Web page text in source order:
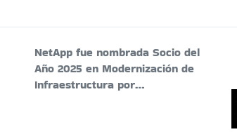
NetApp fue nombrada Socio del
Año 2025 en Modernización de
Infraestructura por…